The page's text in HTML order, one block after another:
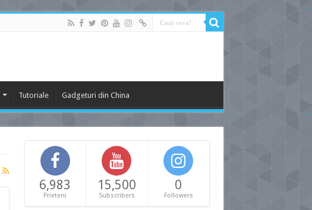
Tutoriale Gadgeturi din China
6,983
Prieteni
15,500
Subscribers
0
Followers